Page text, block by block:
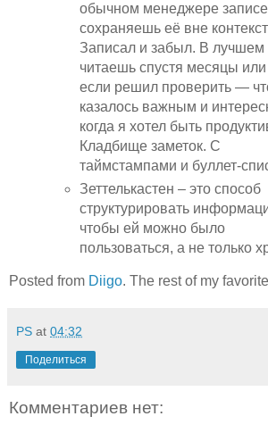
обычном менеджере
сохраняешь её вне
Записал и забыл. В лучшем
читаешь спустя месяцы
если решил проверить —
казалось важным и
когда я хотел быть
Кладбище заметок. С
таймстампами и буллет-
Зеттелькастен – это способ
структурировать
чтобы ей можно было
пользоваться, а не только
Posted from Diigo. The rest of my
PS at 04:32
Поделиться
Комментариев нет: